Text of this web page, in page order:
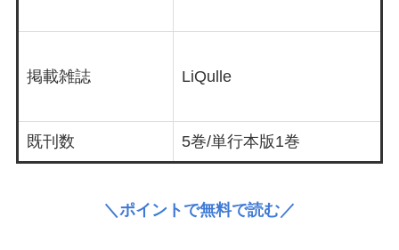
掲載雑誌 LiQulle
既刊数 5巻/単行本版1巻
＼ポイントで無料で読む／